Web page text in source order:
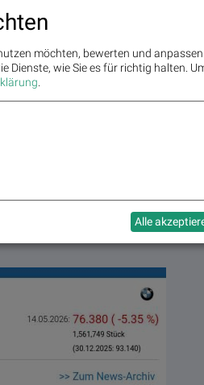
möchten, bewerten und anpassen.
Dienste, wie Sie es für richtig halten.
Alle